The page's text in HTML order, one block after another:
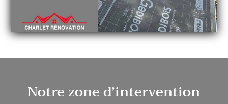
Notre zone d’intervention